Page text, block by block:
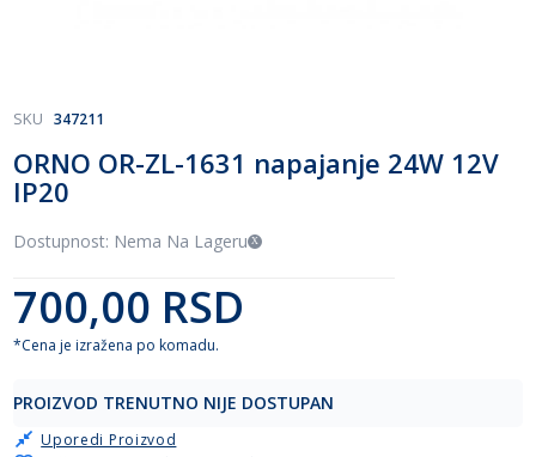
Skip
the
beginning
the
images
ORNO OR-ZL-1631 napajanje 24W 12V
IP20
SKU 347211
Dostupnost: Nema Na Lageru
700,00 RSD
*Cena je izražena po komadu.
PROIZVOD TRENUTNO NIJE DOSTUPAN
Uporedi Proizvod